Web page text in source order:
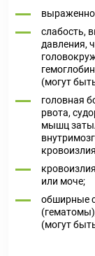
слабость,
давления,
(могут
головная
рвота,
мышц
или моче;
обширные
(могут